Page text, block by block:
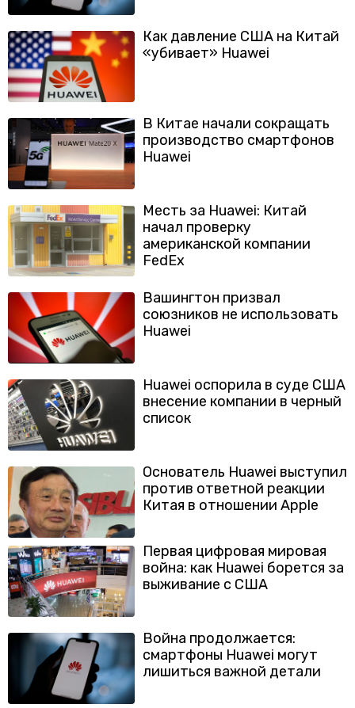
Как давление США на Китай
«убивает» Huawei
В Китае начали сокращать
производство смартфонов
Huawei
Месть за Huawei: Китай
начал проверку
американской компании
FedEx
Вашингтон призвал
союзников не использовать
Huawei
Huawei оспорила в суде США
внесение компании в черный
список
Основатель Huawei выступил
против ответной реакции
Китая в отношении Apple
Первая цифровая мировая
война: как Huawei борется за
выживание с США
Война продолжается:
смартфоны Huawei могут
лишиться важной детали